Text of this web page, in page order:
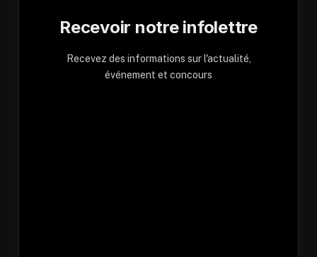
Recevoir notre infolettre
Recevez des informations sur l'actualité,
événement et concours